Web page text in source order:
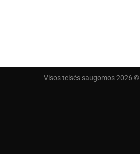
Visos teisės saugomos 2026 ©